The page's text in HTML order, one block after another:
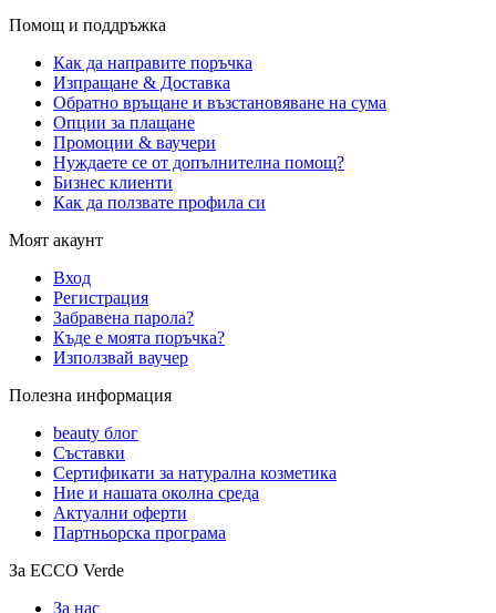
Помощ и поддръжка
Как да направите поръчка
Изпращане & Доставка
Обратно връщане и възстановяване на сума
Опции за плащане
Промоции & ваучери
Нуждаете се от допълнителна помощ?
Бизнес клиенти
Как да ползвате профила си
Моят акаунт
Вход
Регистрация
Забравена парола?
Къде е моята поръчка?
Използвай ваучер
Полезна информация
beauty блог
Съставки
Сертификати за натурална козметика
Ние и нашата околна среда
Актуални оферти
Партньорска програма
За ECCO Verde
За нас